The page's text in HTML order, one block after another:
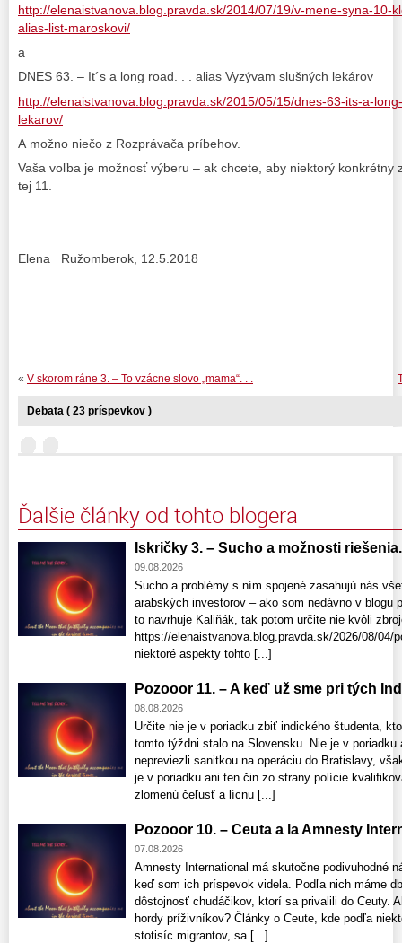
http://elenaistvanova.blog.pravda.sk/2014/07/19/v-mene-syna-10-
alias-list-maroskovi/
a
DNES 63. – It´s a long road. . . alias Vyzývam slušných lekárov
http://elenaistvanova.blog.pravda.sk/2015/05/15/dnes-63-its-a-
lekarov/
A možno niečo z Rozprávača príbehov.
Vaša voľba je možnosť výberu – ak chcete, aby niektorý konkrétny
tej 11.
Elena Ružomberok, 12.5.2018
« V skorom ráne 3. – To vzácne slovo „mama“. . .
Debata ( 23 príspevkov )
Ďalšie články od tohto blogera
Iskričky 3. – Sucho a možnosti
09.08.2026
Sucho a problémy s ním spojené zasahujú nás
arabských investorov – ako som nedávno v
to navrhuje Kaliňák, tak potom určite nie kvôli
https://elenaistvanova.blog.pravda.sk/2026/08/04/
niektoré aspekty tohto [...]
Pozooor 11. – A keď už sme pri tých
08.08.2026
Určite nie je v poriadku zbiť indického študenta,
tomto týždni stalo na Slovensku. Nie je v
nepreviezli sanitkou na operáciu do Bratislavy,
je v poriadku ani ten čin zo strany polície
zlomenú čeľusť a lícnu [...]
Pozooor 10. – Ceuta a la Amnesty
07.08.2026
Amnesty International má skutočne podivuhodné
keď som ich príspevok videla. Podľa nich máme
dôstojnosť chudáčikov, ktorí sa privalili do Ceuty.
hordy príživníkov? Články o Ceute, kde podľa
stotisíc migrantov, sa [...]